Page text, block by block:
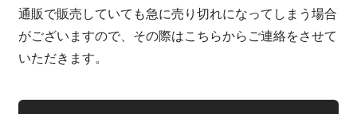
通販で販売していても急に売り切れになってしまう場合
がございますので、その際はこちらからご連絡をさせて
いただきます。